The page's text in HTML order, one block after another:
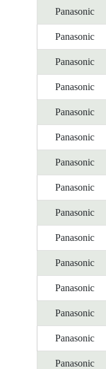
Panasonic
Panasonic
Panasonic
Panasonic
Panasonic
Panasonic
Panasonic
Panasonic
Panasonic
Panasonic
Panasonic
Panasonic
Panasonic
Panasonic
Panasonic